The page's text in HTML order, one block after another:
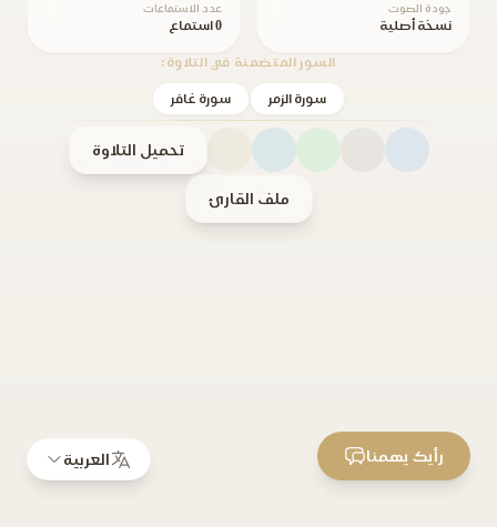
جودة الصوت
نسخة أصلية
عدد الاستماعات
0 استماع
السور المتضمنة في التلاوة:
سورة الزمر سورة غافر
تحميل التلاوة
ملف القارئ
العربية رأيك يهمنا